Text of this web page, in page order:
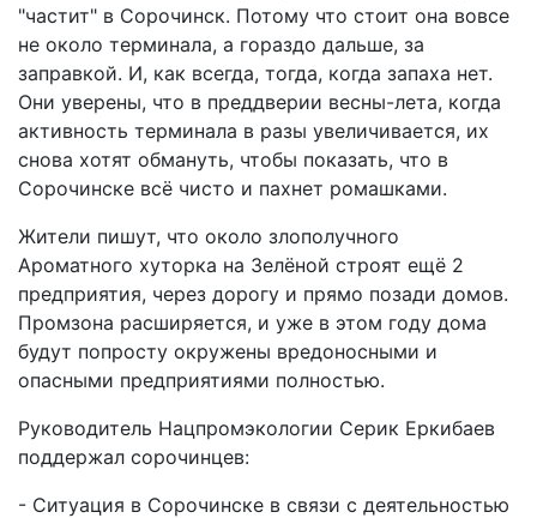
"частит" в Сорочинск. Потому что стоит она вовсе
не около терминала, а гораздо дальше, за
заправкой. И, как всегда, тогда, когда запаха нет.
Они уверены, что в преддверии весны-лета, когда
активность терминала в разы увеличивается, их
снова хотят обмануть, чтобы показать, что в
Сорочинске всё чисто и пахнет ромашками.
Жители пишут, что около злополучного
Ароматного хуторка на Зелёной строят ещё 2
предприятия, через дорогу и прямо позади домов.
Промзона расширяется, и уже в этом году дома
будут попросту окружены вредоносными и
опасными предприятиями полностью.
Руководитель Нацпромэкологии Серик Еркибаев
поддержал сорочинцев:
- Ситуация в Сорочинске в связи с деятельностью